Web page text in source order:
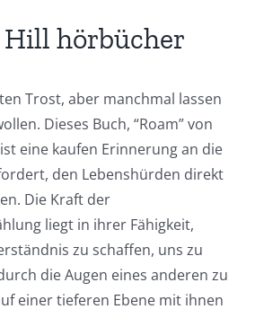
Hill hörbücher
Trost, aber manchmal lassen
Dieses Buch, “Roam” von
eine kaufen Erinnerung an die
den Lebenshürden direkt
Die Kraft der
liegt in ihrer Fähigkeit,
zu schaffen, uns zu
die Augen eines anderen zu
einer tieferen Ebene mit ihnen